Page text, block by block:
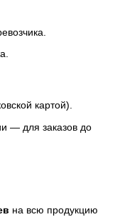
картой).
— для заказов до
на всю продукцию